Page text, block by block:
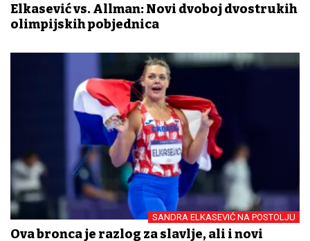
Elkasević vs. Allman: Novi dvoboj dvostrukih
olimpijskih pobjednica
SANDRA ELKASEVIĆ NA POSTOLJU
Ova bronca je razlog za slavlje, ali i novi